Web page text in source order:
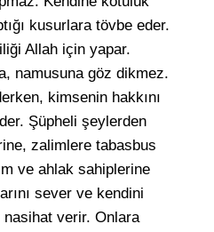
kusurlara tövbe eder.
Allah için yapar.
namusuna göz dikmez.
kimsenin hakkını
Şüpheli şeylerden
zalimlere tabasbus
ve ahlak sahiplerine
sever ve kendini
verir. Onlara